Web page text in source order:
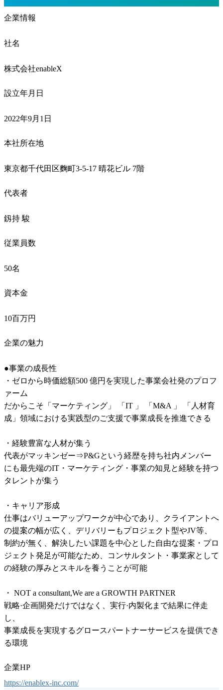
企業情報
社名
株式会社enableX
設立年月日
2022年9月1日
本社所在地
東京都千代田区麴町3-5-17 晴花ビル 7階
代表者
釼持 駿
従業員数
50名
資本金
10百万円
企業の魅力
●事業の成長性
・ゼロから時価総額500 億円を実現した事業会社発のプロフ
ァーム
だからこそ「マーケティング」 「IT 」 「M&A 」 「人材育
成」領域における実践型のご支援で事業成長を推進できる
・経験豊富な人材が集う
代表がマッキンゼー⇒P&Gという経歴を持ち社内メンバー
にも最先端のIT・マーケティング・事業の知見と経験を持つ
タレントが集う
・キャリア形成
仕事はバリューアップワークが中心であり、クライアントへ
の提案の幅が広く、デリバリーもプロジェクト型やJV等、
制約が無く、解決したい課題を中心とした自由な提案・プロ
ジェクト発足が可能なため、コンサルタント・事業家として
の経験の厚みとスキルを養うことが可能
・ NOT a consultant,We are a GROWTH PARTNER
戦略·企画開発だけではなく、実行·内製化まで結果に伴走
し、
事業成長を実現するグロースパートナーサービスを提供でき
る環境
企業HP
https://enablex-inc.com/